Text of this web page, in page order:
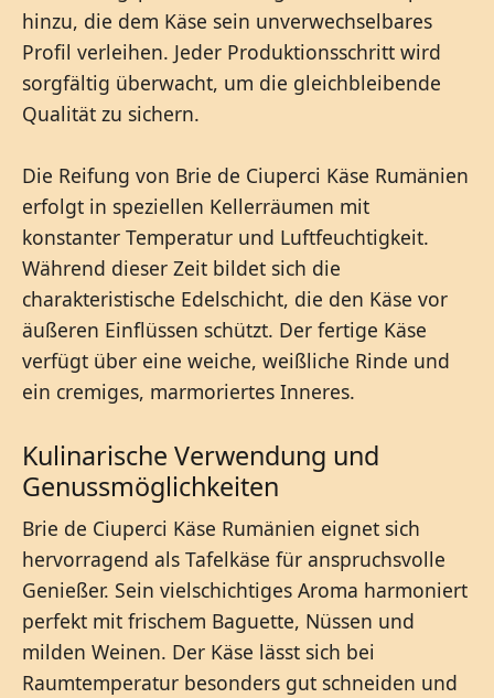
hinzu, die dem Käse sein unverwechselbares
Profil verleihen. Jeder Produktionsschritt wird
sorgfältig überwacht, um die gleichbleibende
Qualität zu sichern.
Die Reifung von Brie de Ciuperci Käse Rumänien
erfolgt in speziellen Kellerräumen mit
konstanter Temperatur und Luftfeuchtigkeit.
Während dieser Zeit bildet sich die
charakteristische Edelschicht, die den Käse vor
äußeren Einflüssen schützt. Der fertige Käse
verfügt über eine weiche, weißliche Rinde und
ein cremiges, marmoriertes Inneres.
Kulinarische Verwendung und
Genussmöglichkeiten
Brie de Ciuperci Käse Rumänien eignet sich
hervorragend als Tafelkäse für anspruchsvolle
Genießer. Sein vielschichtiges Aroma harmoniert
perfekt mit frischem Baguette, Nüssen und
milden Weinen. Der Käse lässt sich bei
Raumtemperatur besonders gut schneiden und